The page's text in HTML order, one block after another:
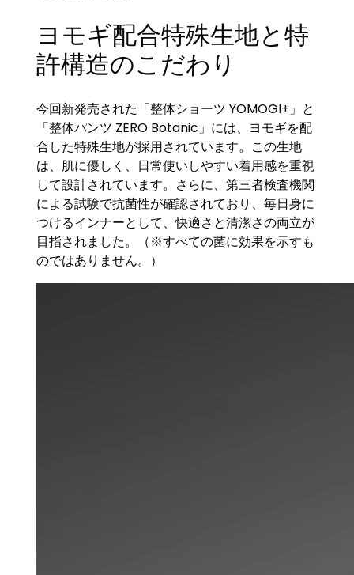
ヨモギ配合特殊生地と特
許構造のこだわり
今回新発売された「整体ショーツ YOMOGI+」と
「整体パンツ ZERO Botanic」には、ヨモギを配
合した特殊生地が採用されています。この生地
は、肌に優しく、日常使いしやすい着用感を重視
して設計されています。さらに、第三者検査機関
による試験で抗菌性が確認されており、毎日身に
つけるインナーとして、快適さと清潔さの両立が
目指されました。（※すべての菌に効果を示すも
のではありません。）